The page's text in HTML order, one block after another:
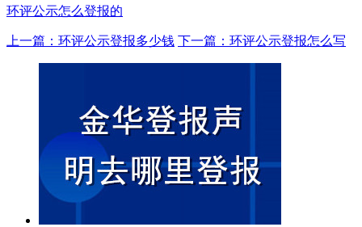
环评公示怎么登报的
上一篇：环评公示登报多少钱 下一篇：环评公示登报怎么写